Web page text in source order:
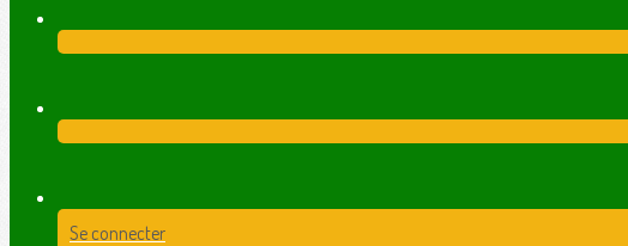
Se connecter